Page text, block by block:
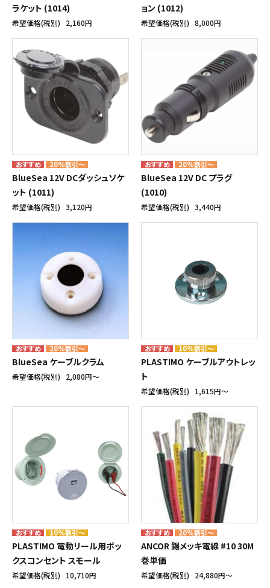
ラケット (1014)
希望価格(税別) 2,160円
ョン (1012)
希望価格(税別) 8,000円
20%割引～
BlueSea 12V DCダッシュソケ
ット (1011)
希望価格(税別) 3,120円
20%割引～
BlueSea 12V DC プラグ
(1010)
希望価格(税別) 3,440円
20%割引～
BlueSea ケーブルクラム
希望価格(税別) 2,080円〜
10%割引～
PLASTIMO ケーブルアウトレッ
ト
希望価格(税別) 1,615円〜
10%割引～
PLASTIMO 電動リール用ボッ
クスコンセント スモール
希望価格(税別) 10,710円
20%割引～
ANCOR 錫メッキ電線 #10 30M
巻単価
希望価格(税別) 24,880円〜